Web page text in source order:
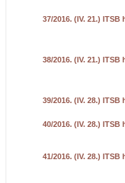
37/2016. (IV. 21.) ITSB
38/2016. (IV. 21.) ITSB
39/2016. (IV. 28.) ITSB
40/2016. (IV. 28.) ITSB
41/2016. (IV. 28.) ITSB